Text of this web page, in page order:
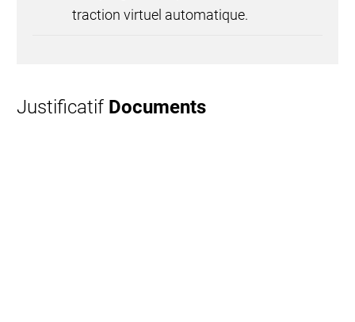
Classé NEMA 4.
Justificatif Documents